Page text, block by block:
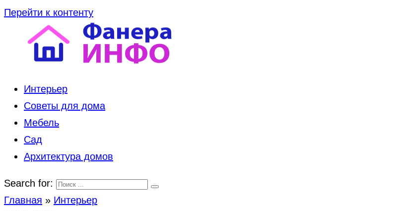
Перейти к контенту
Интерьер
Советы для дома
Мебель
Сад
Архитектура домов
Search for:
Главная » Интерьер